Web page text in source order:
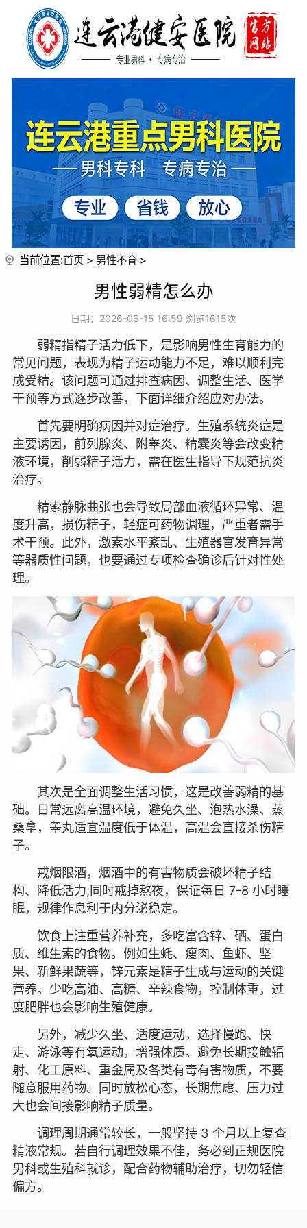
当前位置:首页 > 男性不育 >
男性弱精怎么办
日期：2026-06-15 16:59 浏览1615次
弱精指精子活力低下，是影响男性生育能力的
常见问题，表现为精子运动能力不足，难以顺利完
成受精。该问题可通过排查病因、调整生活、医学
干预等方式逐步改善，下面详细介绍应对办法。
首先要明确病因并对症治疗。生殖系统炎症是
主要诱因，前列腺炎、附睾炎、精囊炎等会改变精
液环境，削弱精子活力，需在医生指导下规范抗炎
治疗。
精索静脉曲张也会导致局部血液循环异常、温
度升高，损伤精子，轻症可药物调理，严重者需手
术干预。此外，激素水平紊乱、生殖器官发育异常
等器质性问题，也要通过专项检查确诊后针对性处
理。
其次是全面调整生活习惯，这是改善弱精的基
础。日常远离高温环境，避免久坐、泡热水澡、蒸
桑拿，睾丸适宜温度低于体温，高温会直接杀伤精
子。
戒烟限酒，烟酒中的有害物质会破坏精子结
构、降低活力;同时戒掉熬夜，保证每日 7-8 小时睡
眠，规律作息利于内分泌稳定。
饮食上注重营养补充，多吃富含锌、硒、蛋白
质、维生素的食物。例如生蚝、瘦肉、鱼虾、坚
果、新鲜果蔬等，锌元素是精子生成与运动的关键
营养。少吃高油、高糖、辛辣食物，控制体重，过
度肥胖也会影响生殖健康。
另外，减少久坐、适度运动，选择慢跑、快
走、游泳等有氧运动，增强体质。避免长期接触辐
射、化工原料、重金属及各类有毒有害物质，不要
随意服用药物。同时放松心态，长期焦虑、压力过
大也会间接影响精子质量。
调理周期通常较长，一般坚持 3 个月以上复查
精液常规。若自行调理效果不佳，务必到正规医院
男科或生殖科就诊，配合药物辅助治疗，切勿轻信
偏方。